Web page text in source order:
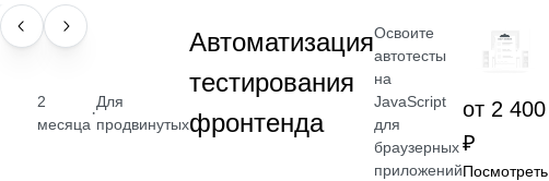
НАВЫК
2
месяца
·
Для
продвинутых
Автоматизация
тестирования
фронтенда
Освоите
автотесты
на
JavaScript
для
браузерных
приложений
от 2 400
₽
Посмотреть